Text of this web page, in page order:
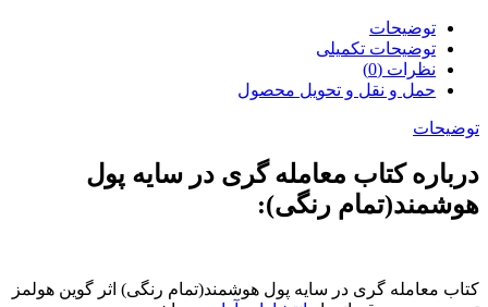
توضیحات
توضیحات تکمیلی
نظرات (0)
حمل و نقل و تحویل محصول
توضیحات
درباره کتاب معامله گری در سایه پول
هوشمند(تمام رنگی):
کتاب معامله گری در سایه پول هوشمند(تمام رنگی) اثر گوین هولمز